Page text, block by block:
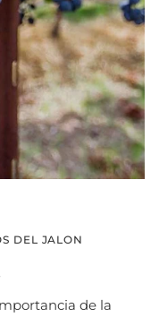
DEL JALON
de la